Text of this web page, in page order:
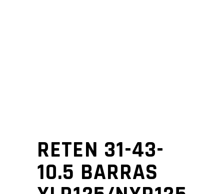
RETEN 31-43-
10.5 BARRAS